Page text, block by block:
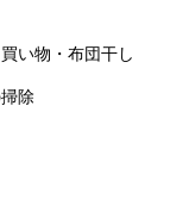
い物・布団干し
除